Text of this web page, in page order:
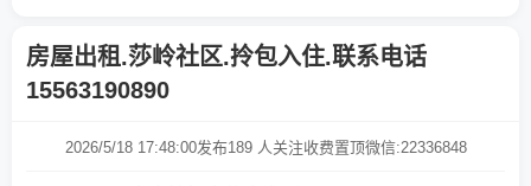
房屋出租.莎岭社区.拎包入住.联系电话
15563190890
2026/5/18 17:48:00发布189 人关注收费置顶微信:22336848